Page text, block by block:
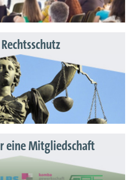
eine Mitgliedschaft